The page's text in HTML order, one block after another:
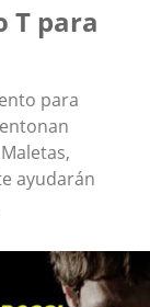
T para
para
ayudarán